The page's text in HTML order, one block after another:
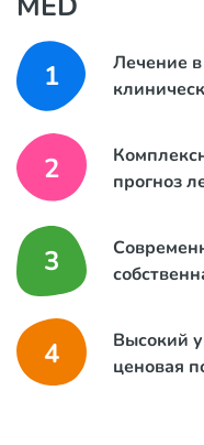
1
Лечение
2
прогноз
3
4
Высокий
ценовая